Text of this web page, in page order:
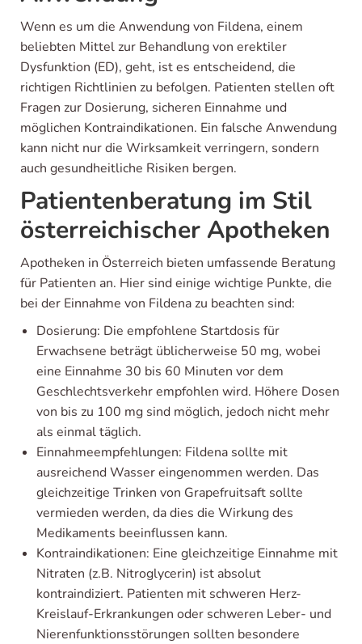
Wenn es um die Anwendung von Fildena, einem
beliebten Mittel zur Behandlung von erektiler
Dysfunktion (ED), geht, ist es entscheidend, die
richtigen Richtlinien zu befolgen. Patienten stellen oft
Fragen zur Dosierung, sicheren Einnahme und
möglichen Kontraindikationen. Ein falsche Anwendung
kann nicht nur die Wirksamkeit verringern, sondern
auch gesundheitliche Risiken bergen.
Patientenberatung im Stil
österreichischer Apotheken
Apotheken in Österreich bieten umfassende Beratung
für Patienten an. Hier sind einige wichtige Punkte, die
bei der Einnahme von Fildena zu beachten sind:
Dosierung: Die empfohlene Startdosis für
Erwachsene beträgt üblicherweise 50 mg, wobei
eine Einnahme 30 bis 60 Minuten vor dem
Geschlechtsverkehr empfohlen wird. Höhere Dosen
von bis zu 100 mg sind möglich, jedoch nicht mehr
als einmal täglich.
Einnahmeempfehlungen: Fildena sollte mit
ausreichend Wasser eingenommen werden. Das
gleichzeitige Trinken von Grapefruitsaft sollte
vermieden werden, da dies die Wirkung des
Medikaments beeinflussen kann.
Kontraindikationen: Eine gleichzeitige Einnahme mit
Nitraten (z.B. Nitroglycerin) ist absolut
kontraindiziert. Patienten mit schweren Herz-
Kreislauf-Erkrankungen oder schweren Leber- und
Nierenfunktionsstörungen sollten besondere